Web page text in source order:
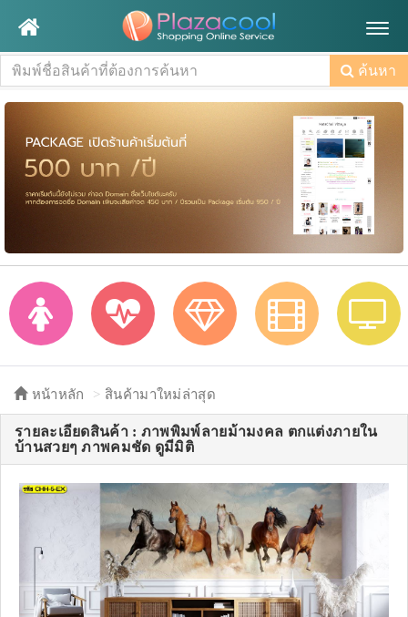
ค้นหา
หน้าหลัก สินค้ามาใหม่ล่าสุด
รายละเอียดสินค้า : ภาพพิมพ์ลายม้ามงคล ตกแต่งภายใน
บ้านสวยๆ ภาพคมชัด ดูมีมิติ